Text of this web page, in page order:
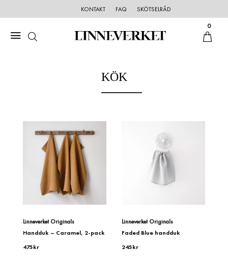
KONTAKT FAQ SKÖTSELRÅD
0
KÖK
Linneverket Originals
Handduk – Caramel, 2-pack
475kr
Linneverket Originals
Faded Blue handduk
245kr